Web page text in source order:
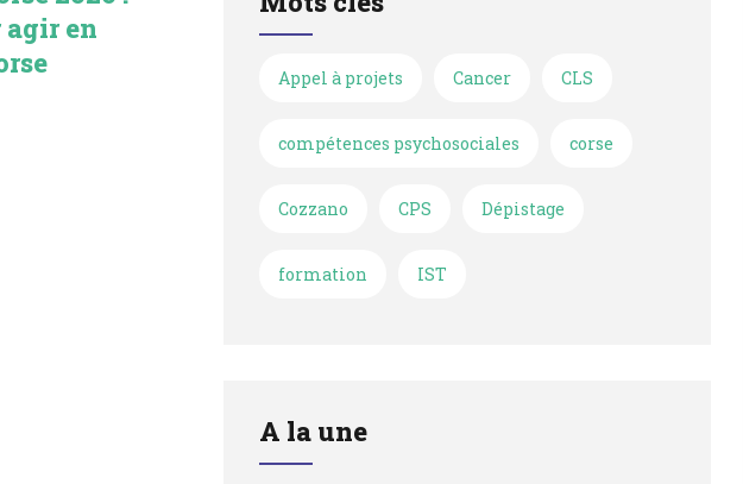
en
Appel à projets Cancer CLS
compétences psychosociales corse
Cozzano CPS Dépistage
formation IST
A la une